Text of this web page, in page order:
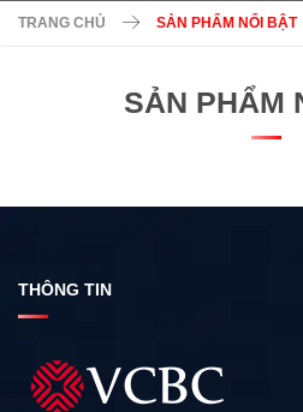
TRANG CHỦ SẢN PHẨM NỔI BẬT
SẢN PHẨM
THÔNG TIN